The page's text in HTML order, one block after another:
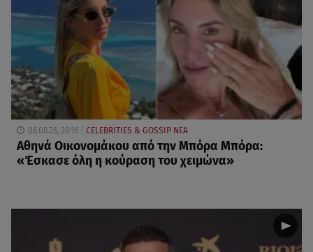
06.08.26, 20:16 CELEBRITIES & GOSSIP ΝΕΑ
Αθηνά Οικονομάκου από την Μπόρα Μπόρα:
«Έσκασε όλη η κούραση του χειμώνα»